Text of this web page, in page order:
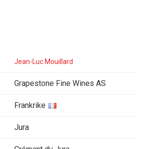
Jean-Luc Mouillard
Grapestone Fine Wines AS
Frankrike
Jura